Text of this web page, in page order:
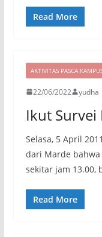
Read More
AKTIVITAS PASCA
22/06/2022 yudha
Ikut Survei
Selasa, 5 April
dari Marde
sekitar jam 13.00,
Read More